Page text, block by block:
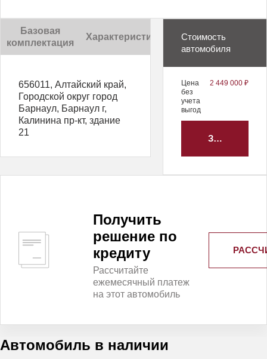
Базовая
комплектация
Характеристики Описание
656011, Алтайский край,
Городской округ город
Барнаул, Барнаул г,
Калинина пр-кт, здание
21
Стоимость
автомобиля
Цена
без
учета
выгод
2 449 000 ₽
Получить
решение по
кредиту
Рассчитайте
ежемесячный платеж
на этот автомобиль
Автомобиль в наличии